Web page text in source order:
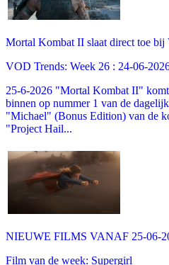
Mortal Kombat II slaat direct toe
VOD Trends: Week 26 : 24-06-
25-6-2026 "Mortal Kombat II" komt
binnen op nummer 1 van de
"Michael" (Bonus Edition) van de
"Project Hail...
NIEUWE FILMS VANAF 25-06-
Film van de week: Supergirl